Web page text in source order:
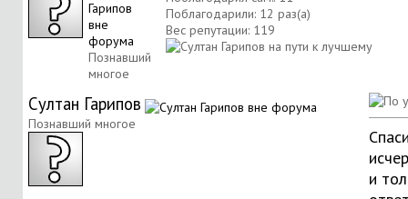
Познавший
многое
Поблагодарили: 12 раз(а)
Вес репутации: 119
Султан Гарипов
Познавший многое
и